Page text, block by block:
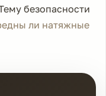
безопасности
ли натяжные